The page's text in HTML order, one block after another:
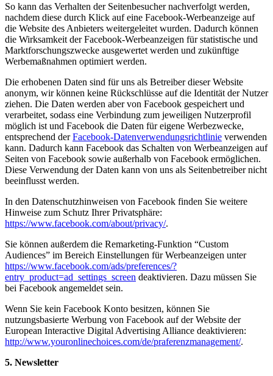
So kann das Verhalten der Seitenbesucher nachverfolgt werden,
nachdem diese durch Klick auf eine Facebook-Werbeanzeige auf
die Website des Anbieters weitergeleitet wurden. Dadurch können
die Wirksamkeit der Facebook-Werbeanzeigen für statistische und
Marktforschungszwecke ausgewertet werden und zukünftige
Werbemaßnahmen optimiert werden.
Die erhobenen Daten sind für uns als Betreiber dieser Website
anonym, wir können keine Rückschlüsse auf die Identität der Nutzer
ziehen. Die Daten werden aber von Facebook gespeichert und
verarbeitet, sodass eine Verbindung zum jeweiligen Nutzerprofil
möglich ist und Facebook die Daten für eigene Werbezwecke,
entsprechend derFacebook-Datenverwendungsrichtlinie verwenden
kann. Dadurch kann Facebook das Schalten von Werbeanzeigen auf
Seiten von Facebook sowie außerhalb von Facebook ermöglichen.
Diese Verwendung der Daten kann von uns als Seitenbetreiber nicht
beeinflusst werden.
In den Datenschutzhinweisen von Facebook finden Sie weitere
Hinweise zum Schutz Ihrer Privatsphäre:
https://www.facebook.com/about/privacy/.
Sie können außerdem die Remarketing-Funktion “Custom
Audiences” im Bereich Einstellungen für Werbeanzeigen unter
https://www.facebook.com/ads/preferences/?
entry_product=ad_settings_screen deaktivieren. Dazu müssen Sie
bei Facebook angemeldet sein.
Wenn Sie kein Facebook Konto besitzen, können Sie
nutzungsbasierte Werbung von Facebook auf der Website der
European Interactive Digital Advertising Alliance deaktivieren:
http://www.youronlinechoices.com/de/praferenzmanagement/.
5. Newsletter